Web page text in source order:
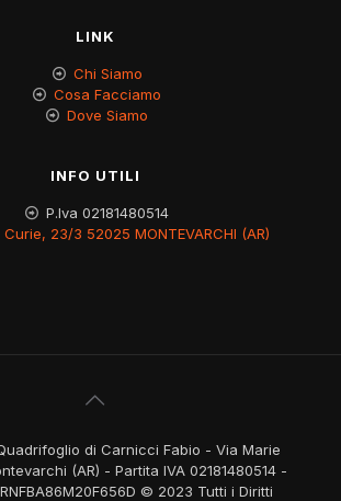
LINK
Chi Siamo
Cosa Facciamo
Dove Siamo
INFO UTILI
P.Iva 02181480514
Curie, 23/3 52025 MONTEVARCHI (AR)
di Carnicci Fabio - Via Marie
(AR) - Partita IVA 02181480514 -
© 2023 Tutti i Diritti